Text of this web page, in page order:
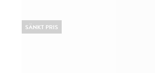
SÄNKT PRIS